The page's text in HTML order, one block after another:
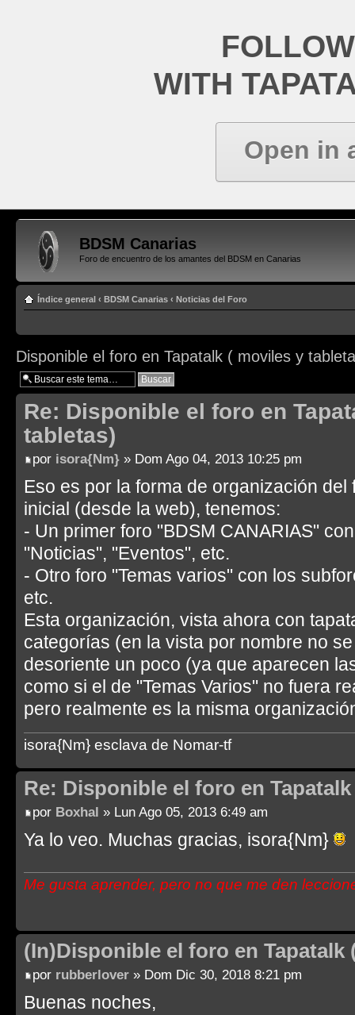
WITH
Open in
BDSM Canarias
Foro de encuentro de los amantes del BDSM en Canarias
Índice general ‹ BDSM Canarias ‹ Noticias del Foro
Disponible el foro en Tapatalk ( moviles y
Re: Disponible el foro en
tabletas)
por isora{Nm} » Dom Ago 04, 2013 10:25 pm
Eso es por la forma de organización
inicial (desde la web), tenemos:
- Un primer foro "BDSM CANARIAS"
"Noticias", "Eventos", etc.
- Otro foro "Temas varios" con los
etc.
Esta organización, vista ahora con
categorías (en la vista por nombre no
desoriente un poco (ya que aparecen
como si el de "Temas Varios" no fuera
pero realmente es la misma
isora{Nm} esclava de Nomar-tf
Re: Disponible el foro en
por Boxhal » Lun Ago 05, 2013 6:49 am
Ya lo veo. Muchas gracias, isora{Nm}
Me gusta aprender, pero no que me den
(In)Disponible el foro en Tapatalk
por rubberlover » Dom Dic 30, 2018 8:21 pm
Buenas noches,